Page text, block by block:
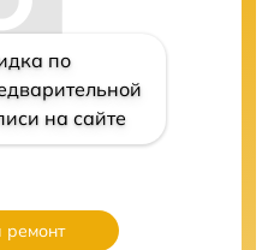
по
на сайте